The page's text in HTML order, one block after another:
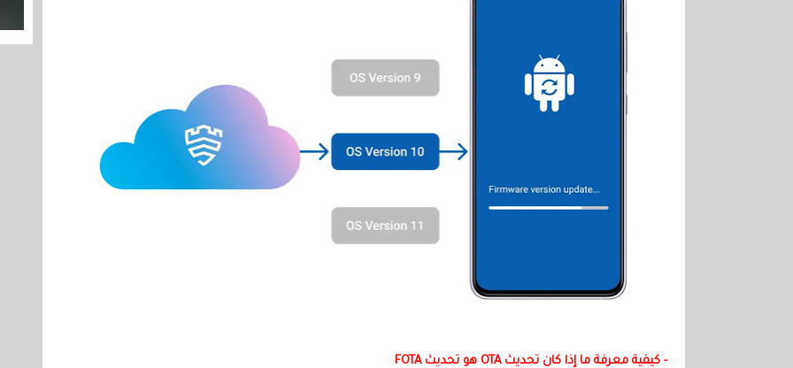
- كيفية معرفة ما إذا كان تحديث OTA هو تحديث FOTA